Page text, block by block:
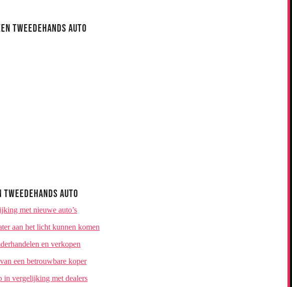
Tweedehands Auto
Auto
met nieuwe auto’s
aan het licht kunnen komen
en verkopen
een betrouwbare koper
in vergelijking met dealers